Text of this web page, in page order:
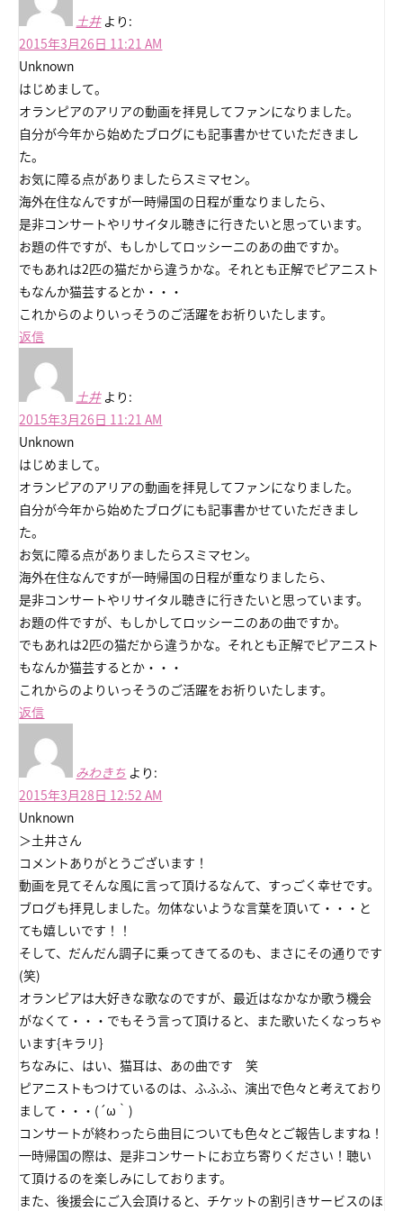
土井 より:
2015年3月26日 11:21 AM
Unknown
はじめまして。
オランピアのアリアの動画を拝見してファンになりました。
自分が今年から始めたブログにも記事書かせていただきまし
た。
お気に障る点がありましたらスミマセン。
海外在住なんですが一時帰国の日程が重なりましたら、
是非コンサートやリサイタル聴きに行きたいと思っています。
お題の件ですが、もしかしてロッシーニのあの曲ですか。
でもあれは2匹の猫だから違うかな。それとも正解でピアニスト
もなんか猫芸するとか・・・
これからのよりいっそうのご活躍をお祈りいたします。
返信
土井 より:
2015年3月26日 11:21 AM
Unknown
はじめまして。
オランピアのアリアの動画を拝見してファンになりました。
自分が今年から始めたブログにも記事書かせていただきまし
た。
お気に障る点がありましたらスミマセン。
海外在住なんですが一時帰国の日程が重なりましたら、
是非コンサートやリサイタル聴きに行きたいと思っています。
お題の件ですが、もしかしてロッシーニのあの曲ですか。
でもあれは2匹の猫だから違うかな。それとも正解でピアニスト
もなんか猫芸するとか・・・
これからのよりいっそうのご活躍をお祈りいたします。
返信
みわきち より:
2015年3月28日 12:52 AM
Unknown
＞土井さん
コメントありがとうございます！
動画を見てそんな風に言って頂けるなんて、すっごく幸せです。
ブログも拝見しました。勿体ないような言葉を頂いて・・・と
ても嬉しいです！！
そして、だんだん調子に乗ってきてるのも、まさにその通りです
(笑)
オランピアは大好きな歌なのですが、最近はなかなか歌う機会
がなくて・・・でもそう言って頂けると、また歌いたくなっちゃ
います{キラリ}
ちなみに、はい、猫耳は、あの曲です 笑
ピアニストもつけているのは、ふふふ、演出で色々と考えており
まして・・・(´ω｀)
コンサートが終わったら曲目についても色々とご報告しますね！
一時帰国の際は、是非コンサートにお立ち寄りください！聴い
て頂けるのを楽しみにしております。
また、後援会にご入会頂けると、チケットの割引きサービスのほ